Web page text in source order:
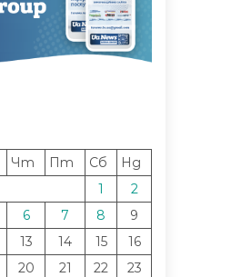
Чт Пт Сб
Нд
1
2
6 7 8
9
13 14 15
16
20 21 22
23